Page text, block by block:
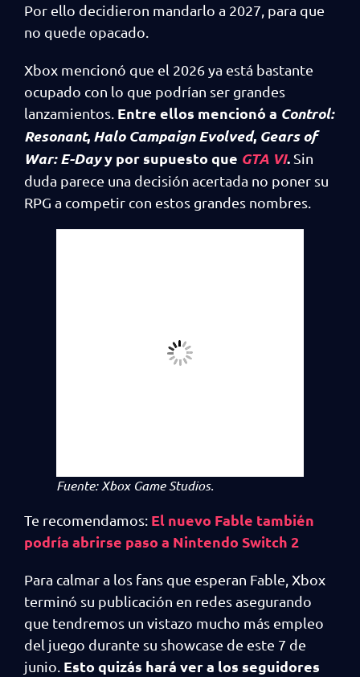
Por ello decidieron mandarlo a 2027, para que
no quede opacado.
Xbox mencionó que el 2026 ya está bastante
ocupado con lo que podrían ser grandes
lanzamientos. Entre ellos mencionó a Control:
Resonant, Halo Campaign Evolved, Gears of
War: E-Dayy por supuesto que GTA VI. Sin
duda parece una decisión acertada no poner su
RPG a competir con estos grandes nombres.
Fuente: Xbox Game Studios.
Te recomendamos: El nuevo Fable también
podría abrirse paso a Nintendo Switch 2
Para calmar a los fans que esperan Fable, Xbox
terminó su publicación en redes asegurando
que tendremos un vistazo mucho más empleo
del juego durante su showcase de este 7 de
junio. Esto quizás hará ver a los seguidores